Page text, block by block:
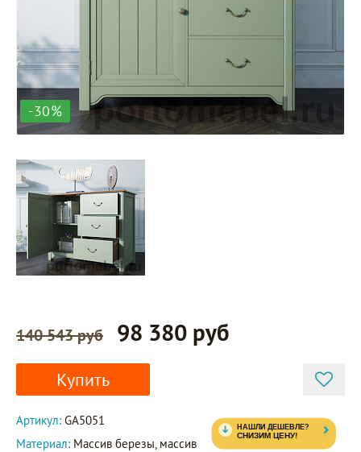
-30%
140 543 руб 98 380 руб
Купить
Артикул: GA5051
Материал: Массив березы, массив